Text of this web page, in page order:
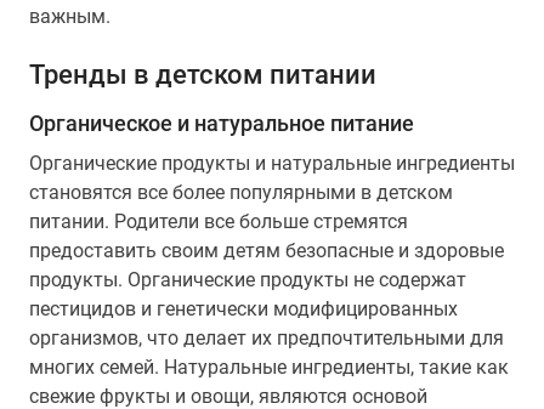
важным.
Тренды в детском питании
Органическое и натуральное питание
Органические продукты и натуральные ингредиенты
становятся все более популярными в детском
питании. Родители все больше стремятся
предоставить своим детям безопасные и здоровые
продукты. Органические продукты не содержат
пестицидов и генетически модифицированных
организмов, что делает их предпочтительными для
многих семей. Натуральные ингредиенты, такие как
свежие фрукты и овощи, являются основой